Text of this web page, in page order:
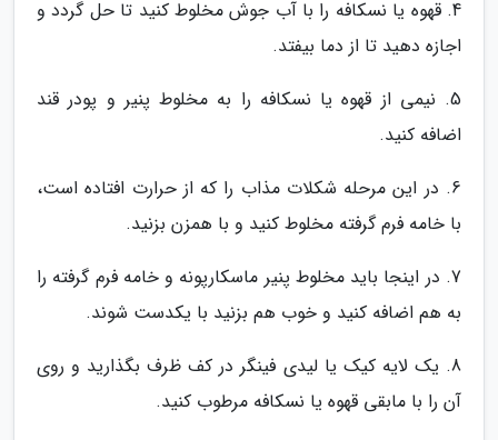
4. قهوه یا نسکافه را با آب جوش مخلوط کنید تا حل گردد و
اجازه دهید تا از دما بیفتد.
5. نیمی از قهوه یا نسکافه را به مخلوط پنیر و پودر قند
اضافه کنید.
6. در این مرحله شکلات مذاب را که از حرارت افتاده است،
با خامه فرم گرفته مخلوط کنید و با همزن بزنید.
7. در اینجا باید مخلوط پنیر ماسکارپونه و خامه فرم گرفته را
به هم اضافه کنید و خوب هم بزنید با یکدست شوند.
8. یک لایه کیک یا لیدی فینگر در کف ظرف بگذارید و روی
آن را با مابقی قهوه یا نسکافه مرطوب کنید.